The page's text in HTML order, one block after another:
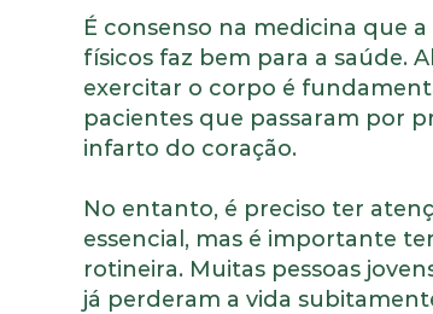
É consenso na medicina que
físicos faz bem para a saúde.
exercitar o corpo é
pacientes que passaram por
infarto do coração.
No entanto, é preciso ter
essencial, mas é importante
rotineira. Muitas pessoas
já perderam a vida